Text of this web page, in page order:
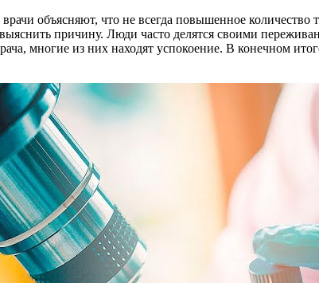
объясняют, что не всегда повышенное
причину. Люди часто делятся своими
многие из них находят успокоение. В конечном